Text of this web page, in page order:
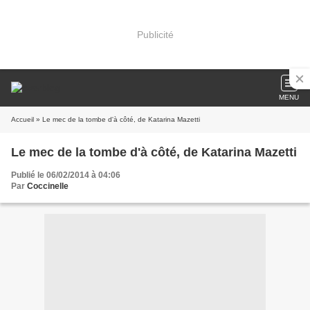
Publicité
MENU
Accueil » Le mec de la tombe d'à côté, de Katarina Mazetti
Le mec de la tombe d'à côté, de Katarina Mazetti
Publié le 06/02/2014 à 04:06
Par Coccinelle